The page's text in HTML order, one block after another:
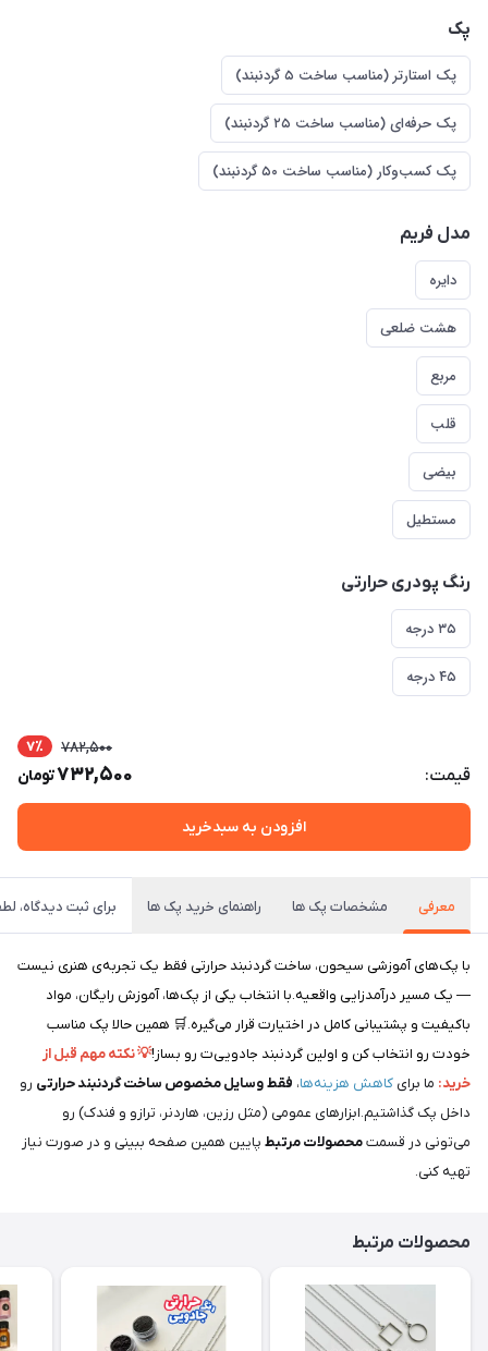
پک
پک استارتر (مناسب ساخت ۵ گردنبند)
پک حرفه‌ای (مناسب ساخت ۲۵ گردنبند)
پک کسب‌وکار (مناسب ساخت ۵۰ گردنبند)
مدل فریم
دایره
هشت ضلعی
مربع
قلب
بیضی
مستطیل
رنگ پودری حرارتی
۳۵ درجه
۴۵ درجه
قیمت:
782,500 7٪
732,500تومان
افزودن به سبدخرید
معرفی مشخصات پک ها راهنمای خرید پک ها برای ثبت دیدگاه،
با پک‌های آموزشی سیحون، ساخت گردنبند حرارتی فقط یک تجربه‌ی هنری نیست
— یک مسیر درآمدزایی واقعیه.با انتخاب یکی از پک‌ها، آموزش رایگان، مواد
باکیفیت و پشتیبانی کامل در اختیارت قرار می‌گیره.🛒 همین حالا پک مناسب
خودت رو انتخاب کن و اولین گردنبند جادویی‌ت رو بساز!💡 نکته مهم قبل از
خرید: ما برای کاهش هزینه‌ها، فقطوسایل مخصوص ساخت گردنبند حرارتی رو
داخل پک گذاشتیم.ابزارهای عمومی (مثل رزین، هاردنر، ترازو و فندک) رو
می‌تونی در قسمتمحصولات مرتبط پایین همین صفحه ببینی و در صورت نیاز
تهیه کنی.
محصولات مرتبط